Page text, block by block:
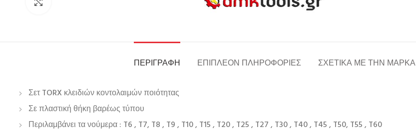
ΠΕΡΙΓΡΑΦΉ ΕΠΙΠΛΈΟΝ ΠΛΗΡΟΦΟΡΊΕΣ ΣΧΕΤΙΚΆ ΜΕ ΤΗΝ ΜΆΡΚΑ
Σετ TORX κλειδιών κοντολαιμών ποιότητας
Σε πλαστική θήκη βαρέως τύπου
Περιλαμβάνει τα νούμερα : T6 , T7, T8 , T9 , T10 , T15 , T20 , T25 , T27 , T30 , T40 , T45 , T50, T55 , T60